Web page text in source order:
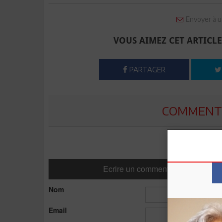
Envoyer à
VOUS AIMEZ CET
PARTAGER
Ecrire un commentaire
Nom
Email